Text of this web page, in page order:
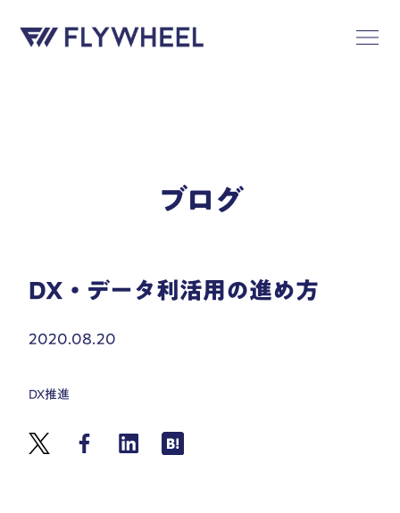
ブログ
DX・データ利活用の進め方
2020.08.20
DX推進